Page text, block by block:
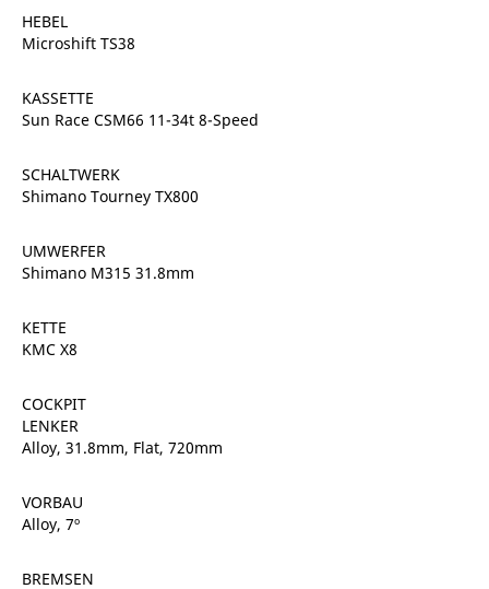
HEBEL
Microshift TS38
KASSETTE
Sun Race CSM66 11-34t 8-Speed
SCHALTWERK
Shimano Tourney TX800
UMWERFER
Shimano M315 31.8mm
KETTE
KMC X8
COCKPIT
LENKER
Alloy, 31.8mm, Flat, 720mm
VORBAU
Alloy, 7º
BREMSEN